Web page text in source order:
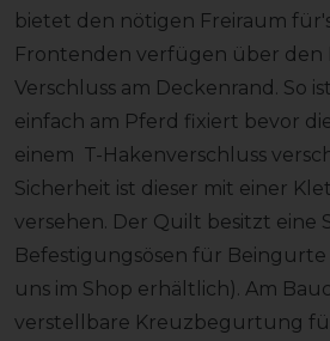
bietet den nötigen Freiraum
Frontenden verfügen über den
Verschluss am Deckenrand. So
einfach am Pferd fixiert bevor
einem T-Hakenverschluss
Sicherheit ist dieser mit einer
versehen. Der Quilt besitzt eine
Befestigungsösen für Beingurte
uns im Shop erhältlich). Am
verstellbare Kreuzbegurtung